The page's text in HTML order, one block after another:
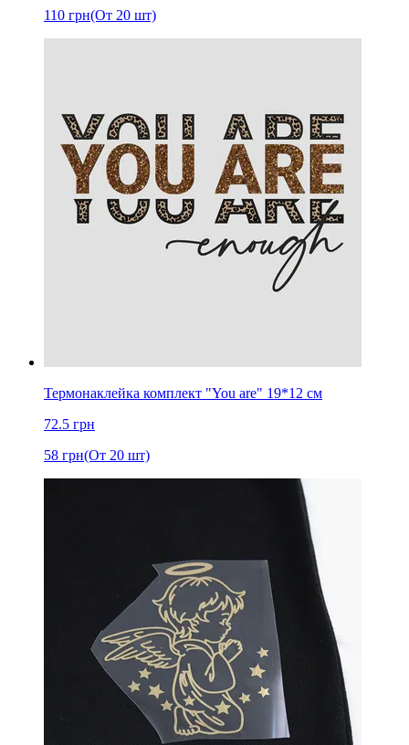
110 грн(От 20 шт)
Термонаклейка комплект "You are" 19*12 см
72.5 грн
58 грн(От 20 шт)